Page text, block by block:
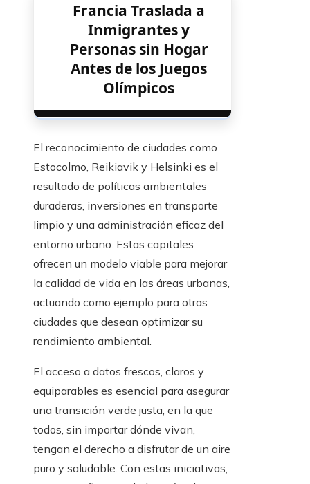
Francia Traslada a
Inmigrantes y
Personas sin Hogar
Antes de los Juegos
Olímpicos
El reconocimiento de ciudades como
Estocolmo, Reikiavik y Helsinki es el
resultado de políticas ambientales
duraderas, inversiones en transporte
limpio y una administración eficaz del
entorno urbano. Estas capitales
ofrecen un modelo viable para mejorar
la calidad de vida en las áreas urbanas,
actuando como ejemplo para otras
ciudades que desean optimizar su
rendimiento ambiental.
El acceso a datos frescos, claros y
equiparables es esencial para asegurar
una transición verde justa, en la que
todos, sin importar dónde vivan,
tengan el derecho a disfrutar de un aire
puro y saludable. Con estas iniciativas,